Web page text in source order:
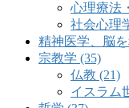
心理療法
社会心理
精神医学、脳
宗教学 (35)
仏教 (21)
イスラム